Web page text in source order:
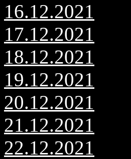
16.12.2021
17.12.2021
18.12.2021
19.12.2021
20.12.2021
21.12.2021
22.12.2021